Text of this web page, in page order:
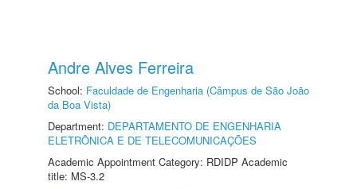
Andre Alves Ferreira
School: Faculdade de Engenharia (Câmpus de São João
da Boa Vista)
Department: DEPARTAMENTO DE ENGENHARIA
ELETRÔNICA E DE TELECOMUNICAÇÕES
Academic Appointment Category: RDIDP Academic
title: MS-3.2